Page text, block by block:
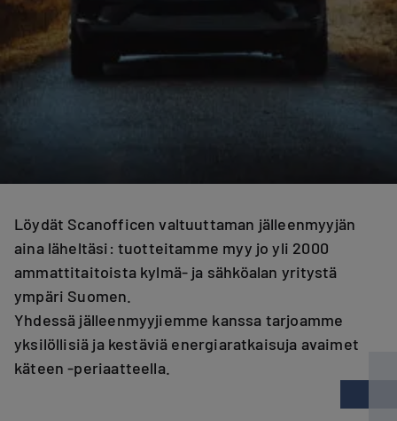
Löydät Scanofficen valtuuttaman jälleenmyyjän
aina läheltäsi: tuotteitamme myy jo yli 2000
ammattitaitoista kylmä- ja sähköalan yritystä
ympäri Suomen.
Yhdessä jälleenmyyjiemme kanssa tarjoamme
yksilöllisiä ja kestäviä energiaratkaisuja avaimet
käteen -periaatteella.